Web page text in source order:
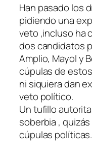
Han pasado los
pidiendo una
veto ,incluso ha
dos candidatos
Amplio, Mayol y
cúpulas de
ni siquiera dan
veto político.
Un tufillo
soberbia ,
cúpulas políticas.